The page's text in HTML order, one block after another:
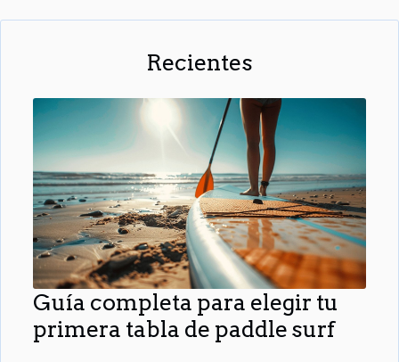
Recientes
Guía completa para elegir tu
primera tabla de paddle surf